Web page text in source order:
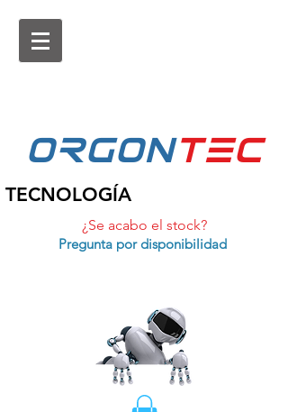
ORGONtEc
TECNOLOGÍA
¿Se acabo el stock?
Pregunta por disponibilidad